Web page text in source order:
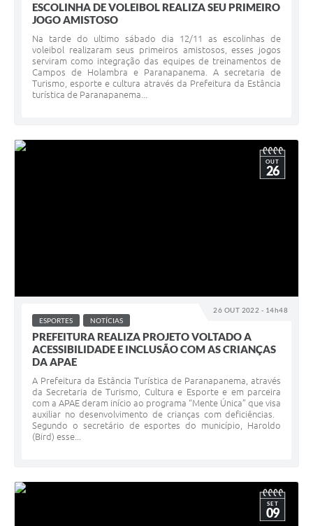
ESCOLINHA DE VOLEIBOL REALIZA SEU PRIMEIRO
JOGO AMISTOSO
Na tarde do ultimo sábado dia 12/11 as escolinhas de
voleibol realizaram seus primeiros amistosos, esses jogos
serviram como integração das equipes de treinamentos de
Campos de Holambra e Paranapanema. A secretaria de
Turismo, esporte e cultura através da Prefeitura da Estância
turística de Paranapanema...
26 OUT 2022 - 14h48
OUT
26
ESPORTES NOTÍCIAS
PREFEITURA REALIZA PROJETO VOLTADO A
ACESSIBILIDADE E INCLUSÃO COM AS CRIANÇAS
DA APAE
A Prefeitura da Estância Turística de Paranapanema, através
da Secretaria de Turismo, Cultura e Esporte e em parceira
com a APAE deram início ao programa “Mente Única” que visa
auxiliar no desenvolvimento de crianças com deficiências.
Segundo o secretário de esportes do município, Haroldo
(Bird) esse...
SET
09